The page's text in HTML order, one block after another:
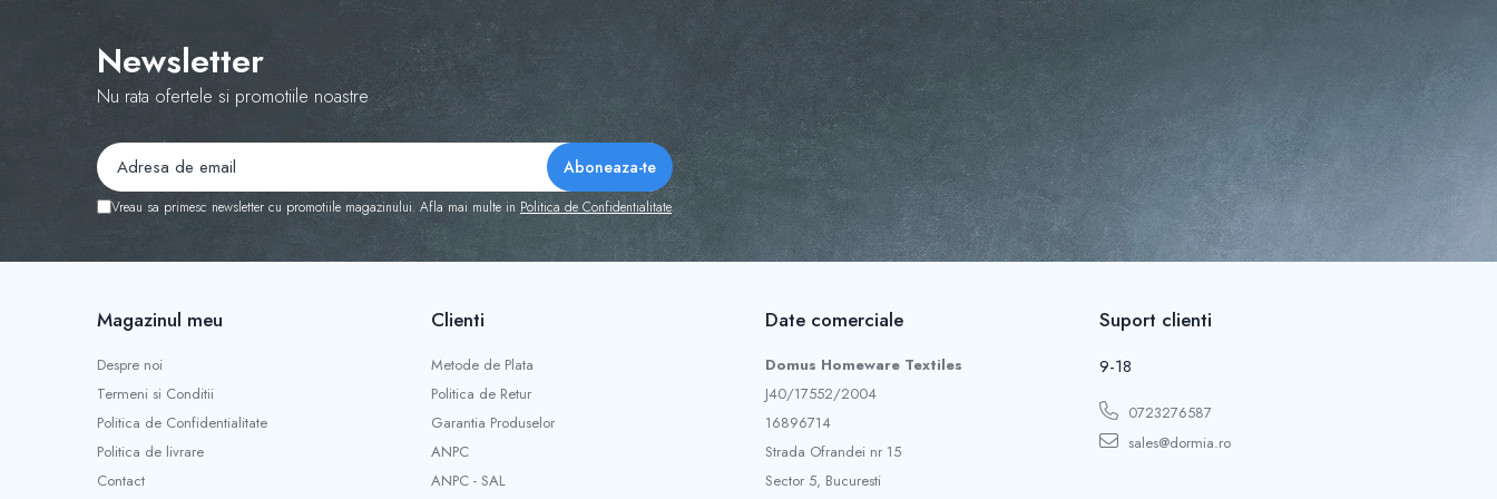
Newsletter
Nu rata ofertele si promotiile noastre
Vreau sa primesc newsletter cu promotiile magazinului. Afla mai multe in Politica de Confidentialitate
Magazinul meu
Despre noi
Termeni si Conditii
Politica de Confidentialitate
Politica de livrare
Contact
Clienti
Metode de Plata
Politica de Retur
Garantia Produselor
ANPC
ANPC - SAL
Date comerciale
Domus Homeware Textiles
J40/17552/2004
16896714
Strada Ofrandei nr 15
Sector 5, Bucuresti
Suport clienti
9-18
0723276587
sales@dormia.ro